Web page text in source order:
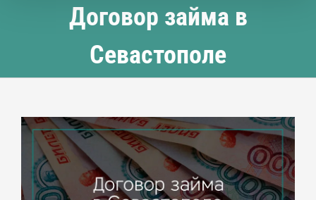
Договор займа в
Севастополе